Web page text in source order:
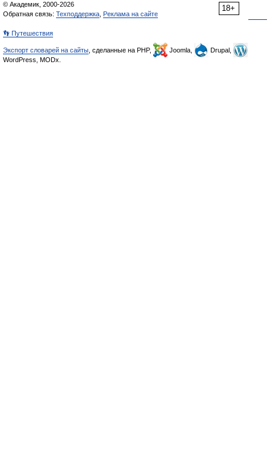
18+
© Академик, 2000-2026
Обратная связь: Техподдержка Реклама на сайте
👣 Путешествия
Экспорт словарей на сайты , сделанные на PHP, Joomla,
Drupal,
WordPress, MODx.